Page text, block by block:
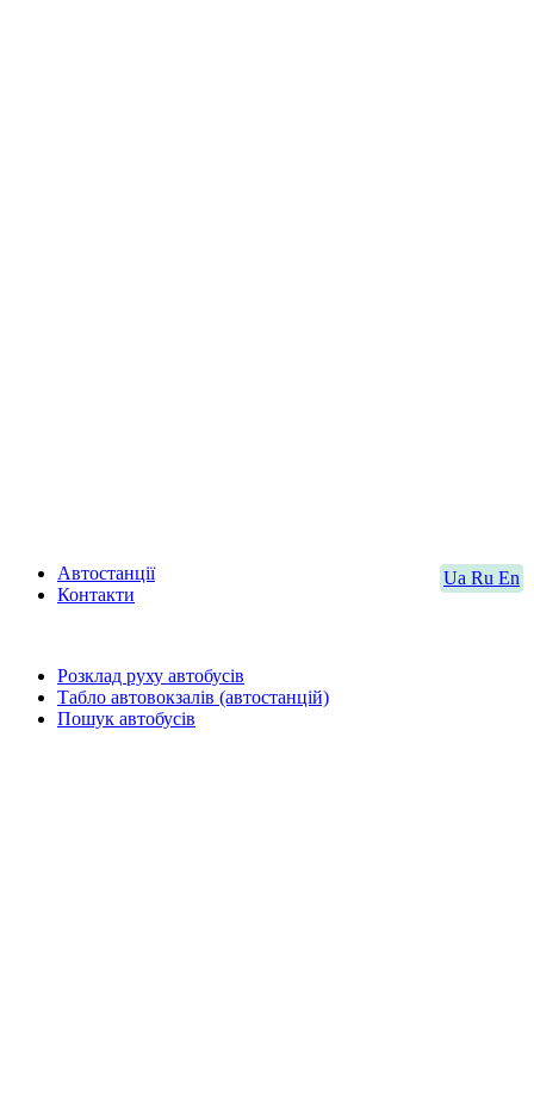
Ua Ru En
Автостанції
Контакти
Розклад руху автобусів
Табло автовокзалів (автостанцій)
Пошук автобусів